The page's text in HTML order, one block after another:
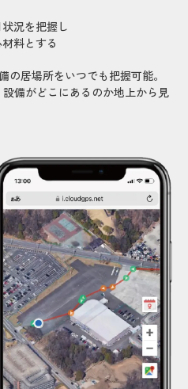
況を把握し
料とする
の居場所をいつでも把握可能。
備がどこにあるのか地上から見